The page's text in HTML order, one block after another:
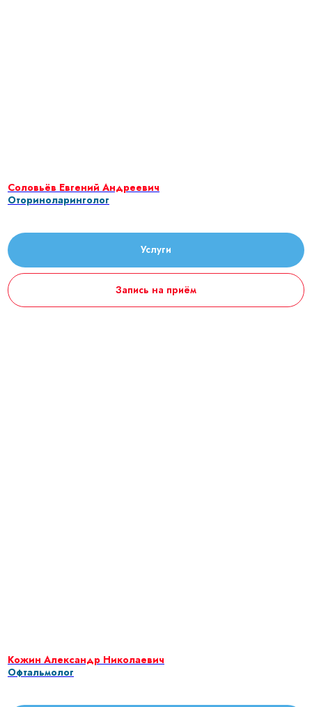
Соловьёв Евгений Андреевич
Оториноларинголог
Услуги
Запись на приём
Кожин Александр Николаевич
Офтальмолог